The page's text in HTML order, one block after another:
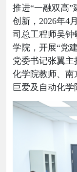
推进“一融双高”
创新，2026年4
司总工程师吴
学院，开展“党
党委书记张翼主
化学院教师、南
巨爱及自动化学